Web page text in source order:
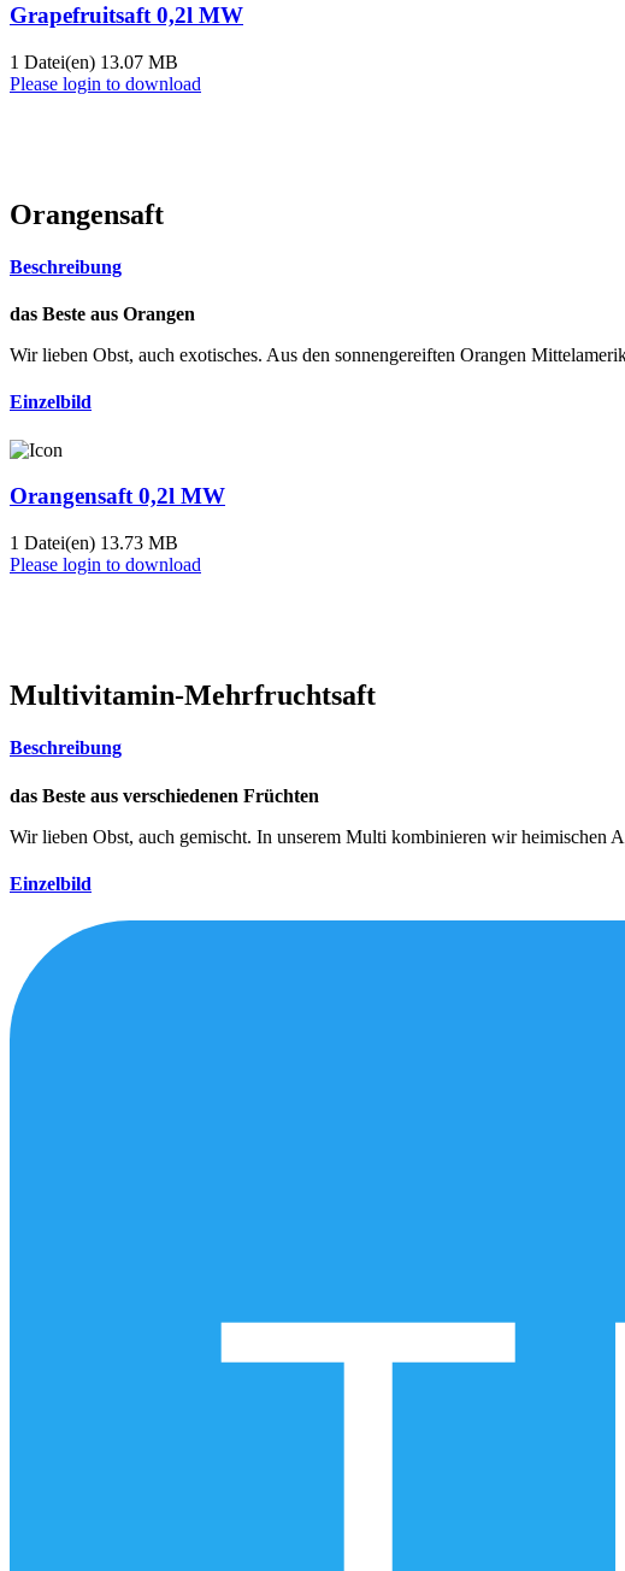
Grapefruitsaft 0,2l MW
1 Datei(en) 13.07 MB
Please login to download
Orangensaft
Beschreibung
das Beste aus Orangen
Wir lieben Obst, auch exotisches. Aus den sonnengereiften Orangen
Einzelbild
Orangensaft 0,2l MW
1 Datei(en) 13.73 MB
Please login to download
Multivitamin-Mehrfruchtsaft
Beschreibung
das Beste aus verschiedenen Früchten
Wir lieben Obst, auch gemischt. In unserem Multi kombinieren wir heimischen
Einzelbild